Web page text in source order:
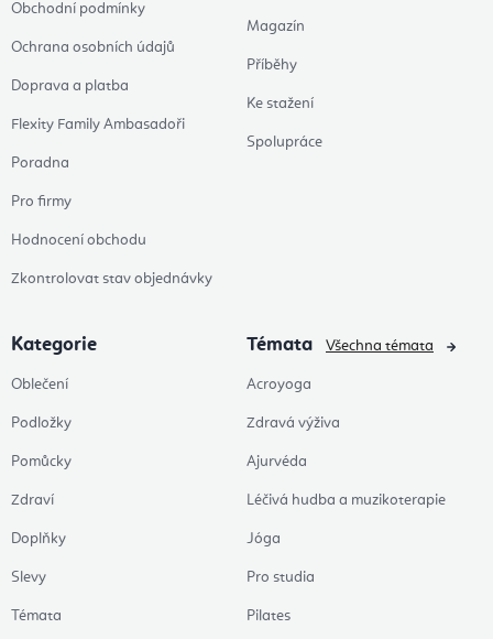
Obchodní podmínky
Ochrana osobních údajů
Doprava a platba
Flexity Family Ambasadoři
Poradna
Pro firmy
Hodnocení obchodu
Zkontrolovat stav objednávky
Magazín
Příběhy
Ke stažení
Spolupráce
Kategorie
Oblečení
Podložky
Pomůcky
Zdraví
Doplňky
Slevy
Témata
Témata
Acroyoga
Zdravá výživa
Ajurvéda
Léčivá hudba a muzikoterapie
Jóga
Pro studia
Pilates
Všechna témata